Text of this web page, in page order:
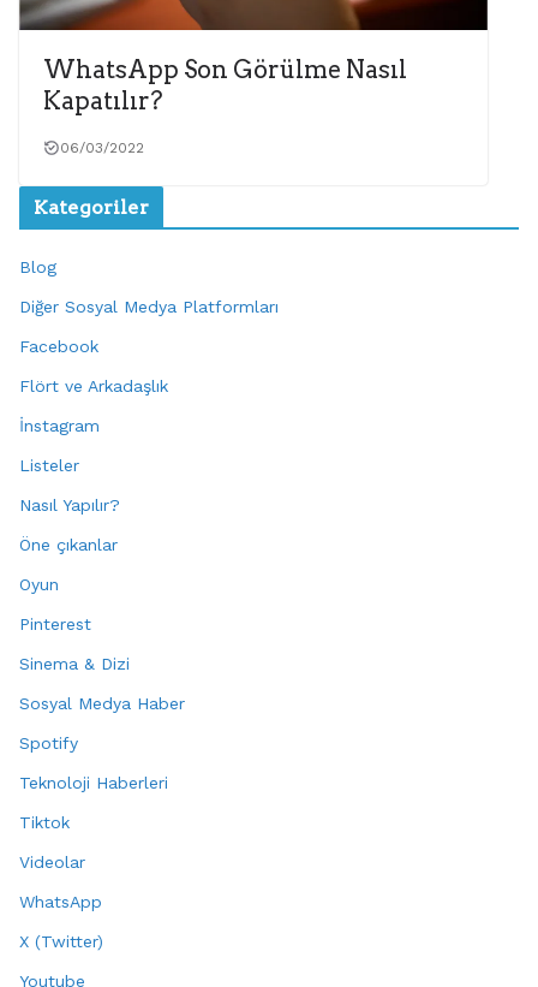
WhatsApp Son Görülme Nasıl
Kapatılır?
06/03/2022
Kategoriler
Blog
Diğer Sosyal Medya Platformları
Facebook
Flört ve Arkadaşlık
İnstagram
Listeler
Nasıl Yapılır?
Öne çıkanlar
Oyun
Pinterest
Sinema & Dizi
Sosyal Medya Haber
Spotify
Teknoloji Haberleri
Tiktok
Videolar
WhatsApp
X (Twitter)
Youtube